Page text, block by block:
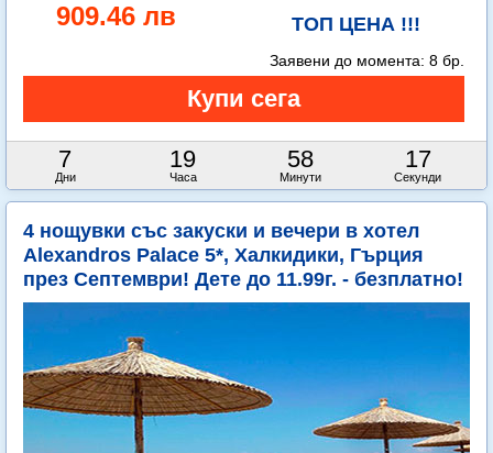
909.46 лв
ТОП ЦЕНА !!!
7
Дни
19
Часа
58
Минути
16
Секунди
Заявени до момента: 8 бр.
4 нощувки със закуски и вечери в хотел
Alexandros Palace 5*, Халкидики, Гърция
през Септември! Дете до 11.99г. - безплатно!